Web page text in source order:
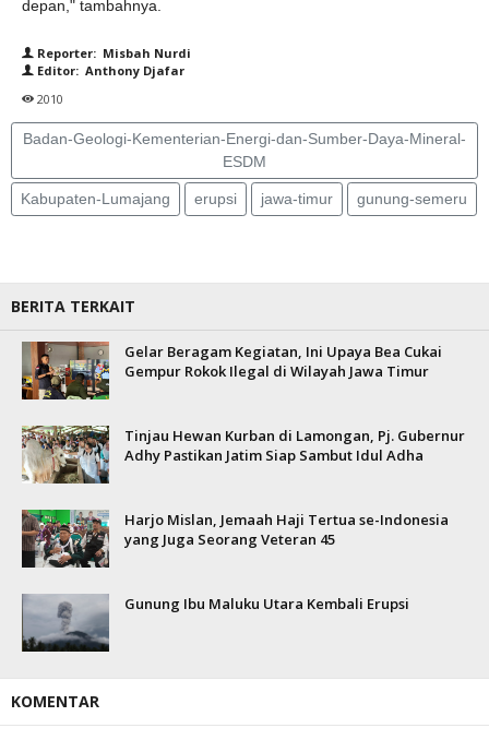
depan," tambahnya.
Reporter: Misbah Nurdi
Editor: Anthony Djafar
2010
Badan-Geologi-Kementerian-Energi-dan-Sumber-Daya-Mineral-
ESDM
Kabupaten-Lumajang erupsi jawa-timur gunung-semeru
BERITA TERKAIT
Gelar Beragam Kegiatan, Ini Upaya Bea Cukai
Gempur Rokok Ilegal di Wilayah Jawa Timur
Tinjau Hewan Kurban di Lamongan, Pj. Gubernur
Adhy Pastikan Jatim Siap Sambut Idul Adha
Harjo Mislan, Jemaah Haji Tertua se-Indonesia
yang Juga Seorang Veteran 45
Gunung Ibu Maluku Utara Kembali Erupsi
KOMENTAR